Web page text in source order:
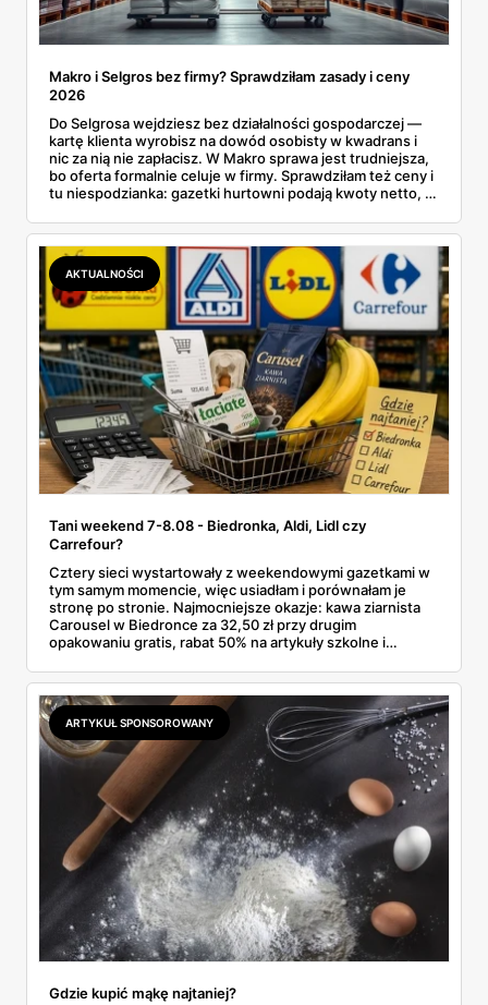
Makro i Selgros bez firmy? Sprawdziłam zasady i ceny
2026
Do Selgrosa wejdziesz bez działalności gospodarczej —
kartę klienta wyrobisz na dowód osobisty w kwadrans i
nic za nią nie zapłacisz. W Makro sprawa jest trudniejsza,
bo oferta formalnie celuje w firmy. Sprawdziłam też ceny i
tu niespodzianka: gazetki hurtowni podają kwoty netto, a
zawsze wygrywa — ta sama kawa ziarnista kosztuje w
Makro ponad dwa razy więcej niż w weekendowej
promocji dyskontu.
AKTUALNOŚCI
Tani weekend 7-8.08 - Biedronka, Aldi, Lidl czy
Carrefour?
Cztery sieci wystartowały z weekendowymi gazetkami w
tym samym momencie, więc usiadłam i porównałam je
stronę po stronie. Najmocniejsze okazje: kawa ziarnista
Carousel w Biedronce za 32,50 zł przy drugim
opakowaniu gratis, rabat 50% na artykuły szkolne i
2,99 zł za kilogram, ale wyłącznie w sobotę z aplikacją. Aldi
odpowiada masłem za 2,99 zł. Werdykt w skrócie:
najwięcej wyciśniesz z Biedronki, po świeże warzywa jedź
do Aldi.
ARTYKUŁ SPONSOROWANY
Gdzie kupić mąkę najtaniej?